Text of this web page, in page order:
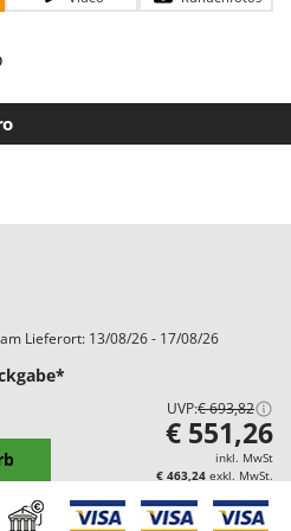
Oliven
Lieferort: 13/08/26 - 17/08/26
UVP:€ 693,82
€ 551,26
inkl. MwSt
€ 463,24 exkl. MwSt.